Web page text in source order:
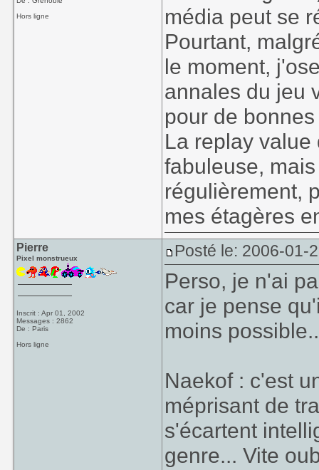
Hors ligne
média peut se
Pourtant,
le moment,
annales du jeu
pour de
La replay value
fabuleuse,
régulièrement,
mes étagères
Pierre
Pixel monstrueux
Inscrit : Apr 01, 2002
Messages : 2862
De : Paris
Hors ligne
Posté le: 2006-01-
Perso, je n'ai
car je pense
moins
Naekof : c'est
méprisant de
s'écartent
genre... Vite